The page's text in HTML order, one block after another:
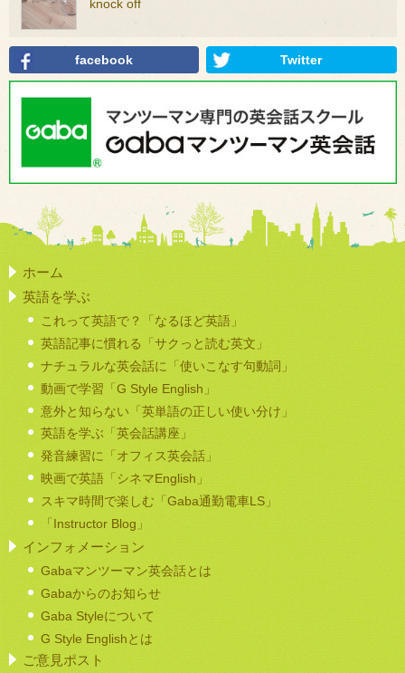
knock off
facebook Twitter
ホーム
英語を学ぶ
これって英語で？「なるほど英語」
英語記事に慣れる「サクっと読む英文」
ナチュラルな英会話に「使いこなす句動詞」
動画で学習「G Style English」
意外と知らない「英単語の正しい使い分け」
英語を学ぶ「英会話講座」
発音練習に「オフィス英会話」
映画で英語「シネマEnglish」
スキマ時間で楽しむ「Gaba通勤電車LS」
「Instructor Blog」
インフォメーション
Gabaマンツーマン英会話とは
Gabaからのお知らせ
Gaba Styleについて
G Style Englishとは
ご意見ポスト